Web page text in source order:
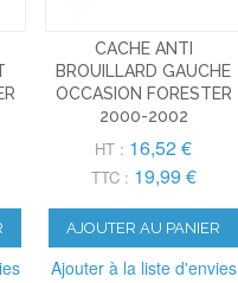
CACHE ANTI
BROUILLARD GAUCHE
OCCASION FORESTER
2000-2002
HT : 16,52 €
TTC : 19,99 €
AJOUTER AU PANIER
Ajouter à la liste d'envies